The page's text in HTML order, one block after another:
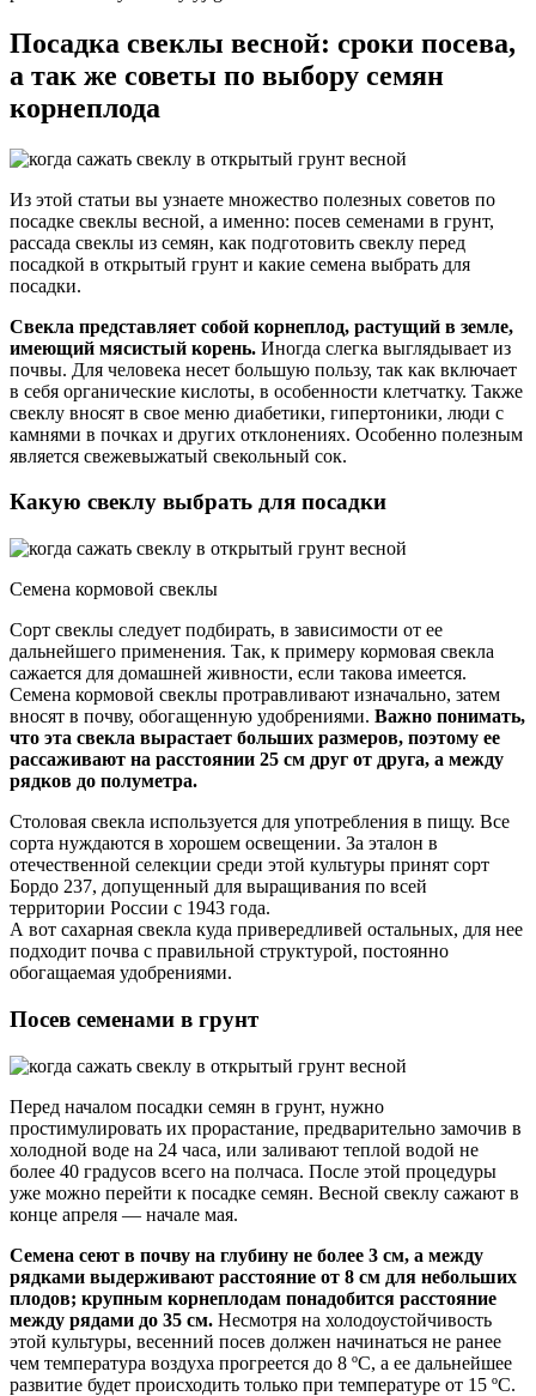
Посадка свеклы весной: сроки посева,
а так же советы по выбору семян
корнеплода
Из этой статьи вы узнаете множество полезных советов по
посадке свеклы весной, а именно: посев семенами в грунт,
рассада свеклы из семян, как подготовить свеклу перед
посадкой в открытый грунт и какие семена выбрать для
посадки.
Свекла представляет собой корнеплод, растущий в земле,
имеющий мясистый корень. Иногда слегка выглядывает из
почвы. Для человека несет большую пользу, так как включает
в себя органические кислоты, в особенности клетчатку. Также
свеклу вносят в свое меню диабетики, гипертоники, люди с
камнями в почках и других отклонениях. Особенно полезным
является свежевыжатый свекольный сок.
Какую свеклу выбрать для посадки
Семена кормовой свеклы
Сорт свеклы следует подбирать, в зависимости от ее
дальнейшего применения. Так, к примеру кормовая свекла
сажается для домашней живности, если такова имеется.
Семена кормовой свеклы протравливают изначально, затем
вносят в почву, обогащенную удобрениями. Важно понимать,
что эта свекла вырастает больших размеров, поэтому ее
рассаживают на расстоянии 25 см друг от друга, а между
рядков до полуметра.
Столовая свекла используется для употребления в пищу. Все
сорта нуждаются в хорошем освещении. За эталон в
отечественной селекции среди этой культуры принят сорт
Бордо 237, допущенный для выращивания по всей
территории России с 1943 года.
А вот сахарная свекла куда привередливей остальных, для нее
подходит почва с правильной структурой, постоянно
обогащаемая удобрениями.
Посев семенами в грунт
Перед началом посадки семян в грунт, нужно
простимулировать их прорастание, предварительно замочив в
холодной воде на 24 часа, или заливают теплой водой не
более 40 градусов всего на полчаса. После этой процедуры
уже можно перейти к посадке семян. Весной свеклу сажают в
конце апреля — начале мая.
Семена сеют в почву на глубину не более 3 см, а между
рядками выдерживают расстояние от 8 см для небольших
плодов; крупным корнеплодам понадобится расстояние
между рядами до 35 см. Несмотря на холодоустойчивость
этой культуры, весенний посев должен начинаться не ранее
чем температура воздуха прогреется до 8 ºC, а ее дальнейшее
развитие будет происходить только при температуре от 15 ºC.